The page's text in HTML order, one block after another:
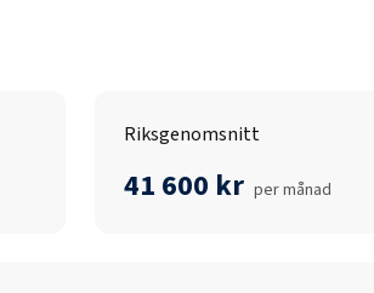
Riksgenomsnitt
41 600 kr per månad